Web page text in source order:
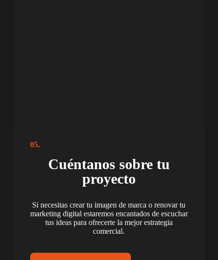
sesión estudio
Sesión Estudio CAROLINA VEGA
05.
Cuéntanos sobre tu
proyecto
Si necesitas crear tu imagen de marca o renovar tu
marketing digital estaremos encantados de escuchar
tus ideas para ofrecerte la mejor estrategia
comercial.